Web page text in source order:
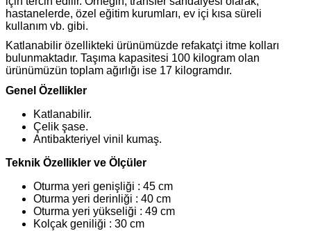
hastanelerde, özel eğitim kurumları, ev içi kısa süreli
kullanım vb. gibi.
Katlanabilir özellikteki ürünümüzde refakatçi itme kolları
bulunmaktadır. Taşıma kapasitesi 100 kilogram olan
ürünümüzün toplam ağırlığı ise 17 kilogramdır.
Genel Özellikler
Katlanabilir.
Çelik şase.
Antibakteriyel vinil kumaş.
Teknik Özellikler ve Ölçüler
Oturma yeri genişliği : 45 cm
Oturma yeri derinliği : 40 cm
Oturma yeri yükseliği : 49 cm
Kolçak geniliği : 30 cm